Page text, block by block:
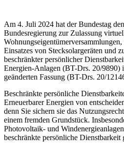
Am 4. Juli 2024 hat der Bundestag
Bundesregierung zur Zulassung
Einsatzes von Stecksolargeräten und
beschränkter persönlicher
Energien-Anlagen (BT-Drs. 20/9890)
geänderten Fassung (BT-Drs. 20/
Beschränkte persönliche
Erneuerbarer Energien von
denn Sie sichern sie das
einem fremden Grundstück.
Photovoltaik- und
beschränkte persönliche Dienstbarkeit